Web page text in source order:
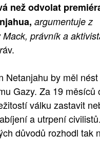
než odvolat
argumentuje z
právník a
áv.
Netanjahu by měl
Gazy. Za 19 měsíců
válku zastavit
a utrpení
důvodů rozhodl tak